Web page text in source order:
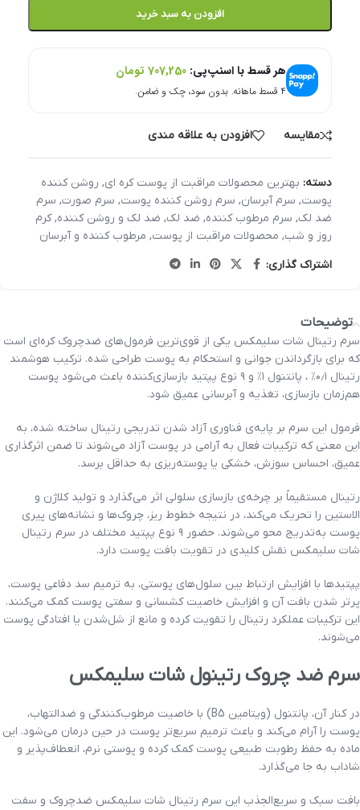
افزودن به سبد خرید
هر قسط با اسنپ‌پی: 707,250 تومان
۴ قسط ماهانه. بدون سود، چک و ضامن.
مقایسه افزودن به علاقه مندی
دسته: بهترین محصولات مراقبت از پوست کره ای, روشن کننده
پوست, سرم آبرسان, سرم روشن کننده پوست, سرم صورت, سرم
ضد لک, سرم مرطوب کننده, ضد لک, ضد لک و روشن کننده, کرم
روز و شب, محصولات مراقبت از پوست, مرطوب کننده و آبرسان
اشتراک گذاری:
توضیحات
سرم رتینال شات سلیمکس یکی از قوی‌ترین فرمول‌های ضدچروک کره‌ای است
که برای بازگرداندن جوانی و استحکام به پوست طراحی شده. ترکیب هوشمند
رتینال ۰٫۱٪ ، پانتنول ۱٪ و ۹ نوع پپتید بازسازی‌کننده باعث می‌شود پوست
هم‌زمان بازسازی، تغذیه و آبرسانی عمیق شود.
فرمول این سرم بر پایه‌ی فناوری آزاد شدن تدریجی رتینال ساخته شده، به
این معنی که ترکیبات فعال به آرامی در پوست آزاد می‌شوند تا ضمن اثرگذاری
عمیق، احساس سوزش، خشکی یا پوسته‌ریزی به حداقل برسد.
رتینال مستقیماً بر چرخه‌ی بازسازی سلولی اثر می‌گذارد و تولید کلاژن و
الاستین را تحریک می‌کند، در نتیجه خطوط ریز، چروک‌ها و نشانه‌های پیری
پوست به‌تدریج محو می‌شوند. حضور ۹ نوع پپتید مختلف در سرم رتینال
شات سلیمکس نقش کلیدی در تقویت بافت پوست دارد.
پپتیدها با افزایش ارتباط بین سلول‌های پوستی، به ترمیم سد دفاعی پوست،
پرتر شدن بافت آن و افزایش خاصیت کشسانی و سفتی پوست کمک می‌کنند.
این ترکیبات عملکرد رتینال را تقویت کرده و مانع از شل‌شدن یا افتادگی پوست
می‌شوند.
سرم ضد چروک رتینول شات سلیمکس
در کنار آن، پانتنول (ویتامین B5) با خاصیت مرطوب‌کنندگی و ضدالتهاب،
پوست را آرام می‌کند و باعث ترمیم سریع‌تر پوست در حین درمان می‌شود. این
ماده به حفظ رطوبت طبیعی پوست کمک کرده و پوستی نرم، انعطاف‌پذیر و
شاداب به جا می‌گذارد.
بافت سبک و سریع‌الجذب این سرم رتینال شات سلیمکس ضدچروک و سفت